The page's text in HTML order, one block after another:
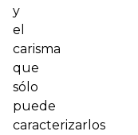
y
el
carisma
que
sólo
puede
caracterizarlos